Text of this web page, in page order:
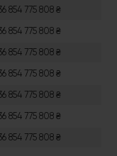
854 775 808 ₴
854 775 808 ₴
854 775 808 ₴
854 775 808 ₴
854 775 808 ₴
854 775 808 ₴
854 775 808 ₴